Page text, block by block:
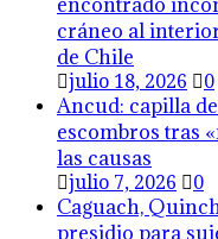
cráneo al
de Chile
julio 18, 2026 0
Ancud: capilla
escombros tras
las causas
julio 7, 2026 0
Caguach,
presidio para